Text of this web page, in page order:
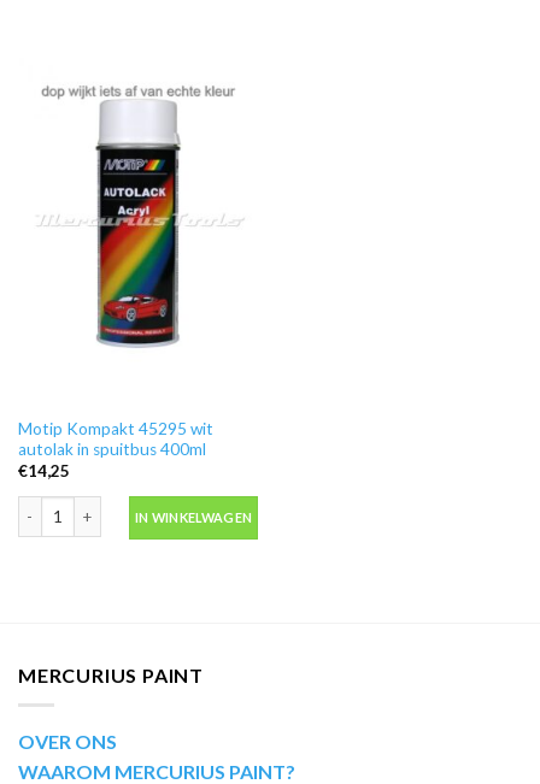
Motip Kompakt 45295 wit
autolak in spuitbus 400ml
€14,25
IN WINKELWAGEN
MERCURIUS PAINT
OVER ONS
WAAROM MERCURIUS PAINT?